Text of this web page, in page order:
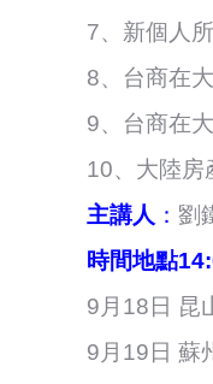
7、新個人
8、台商在
9、台商在
10、大陸房
主講人 ： 劉
時間地點
9月18日 昆
9月19日 蘇